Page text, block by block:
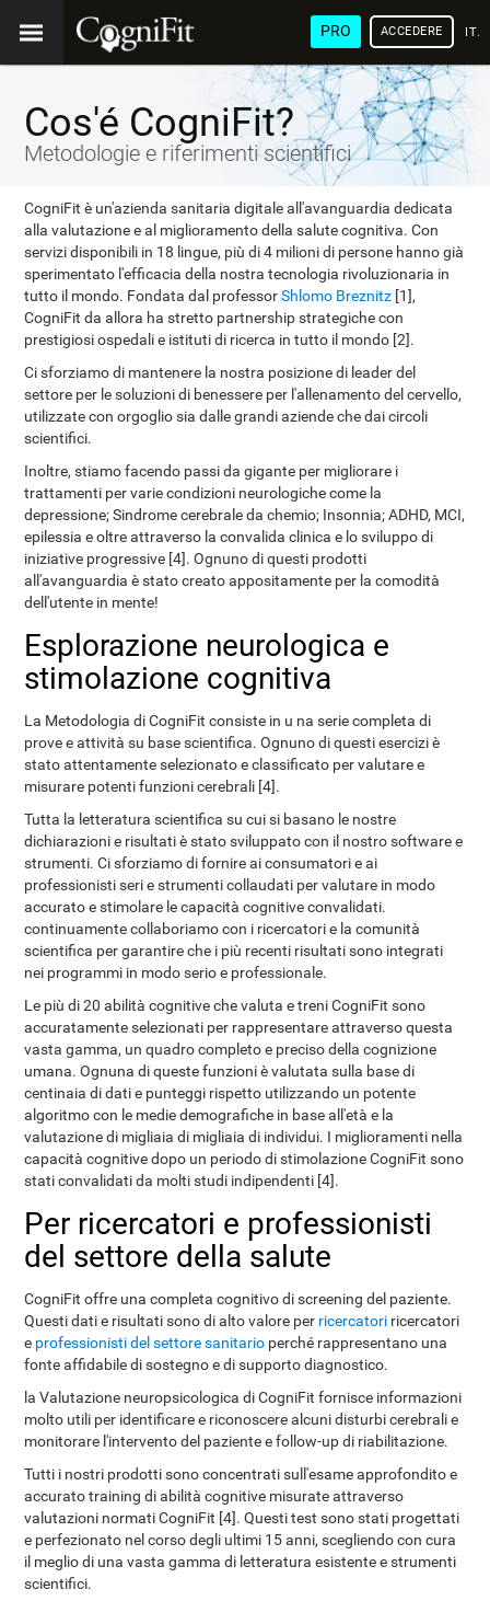
PRO ACCEDERE
Cos'é CogniFit?
Metodologie e riferimenti scientifici
CogniFit è un'azienda sanitaria digitale all'avanguardia dedicata
alla valutazione e al miglioramento della salute cognitiva. Con
servizi disponibili in 18 lingue, più di 4 milioni di persone hanno già
sperimentato l'efficacia della nostra tecnologia rivoluzionaria in
tutto il mondo. Fondata dal professorShlomo Breznitz [1],
CogniFit da allora ha stretto partnership strategiche con
prestigiosi ospedali e istituti di ricerca in tutto il mondo [2].
Ci sforziamo di mantenere la nostra posizione di leader del
settore per le soluzioni di benessere per l'allenamento del cervello,
utilizzate con orgoglio sia dalle grandi aziende che dai circoli
scientifici.
Inoltre, stiamo facendo passi da gigante per migliorare i
trattamenti per varie condizioni neurologiche come la
depressione; Sindrome cerebrale da chemio; Insonnia; ADHD, MCI,
epilessia e oltre attraverso la convalida clinica e lo sviluppo di
iniziative progressive [4]. Ognuno di questi prodotti
all'avanguardia è stato creato appositamente per la comodità
dell'utente in mente!
Esplorazione neurologica e
stimolazione cognitiva
La Metodologia di CogniFit consiste in u na serie completa di
prove e attività su base scientifica. Ognuno di questi esercizi è
stato attentamente selezionato e classificato per valutare e
misurare potenti funzioni cerebrali [4].
Tutta la letteratura scientifica su cui si basano le nostre
dichiarazioni e risultati è stato sviluppato con il nostro software e
strumenti. Ci sforziamo di fornire ai consumatori e ai
professionisti seri e strumenti collaudati per valutare in modo
accurato e stimolare le capacità cognitive convalidati.
continuamente collaboriamo con i ricercatori e la comunità
scientifica per garantire che i più recenti risultati sono integrati
nei programmi in modo serio e professionale.
Le più di 20 abilità cognitive che valuta e treni CogniFit sono
accuratamente selezionati per rappresentare attraverso questa
vasta gamma, un quadro completo e preciso della cognizione
umana. Ognuna di queste funzioni è valutata sulla base di
centinaia di dati e punteggi rispetto utilizzando un potente
algoritmo con le medie demografiche in base all'età e la
valutazione di migliaia di migliaia di individui. I miglioramenti nella
capacità cognitive dopo un periodo di stimolazione CogniFit sono
stati convalidati da molti studi indipendenti [4].
Per ricercatori e professionisti
del settore della salute
CogniFit offre una completa cognitivo di screening del paziente.
Questi dati e risultati sono di alto valore per ricercatori ricercatori
e professionisti del settore sanitario perché rappresentano una
fonte affidabile di sostegno e di supporto diagnostico.
la Valutazione neuropsicologica di CogniFit fornisce informazioni
molto utili per identificare e riconoscere alcuni disturbi cerebrali e
monitorare l'intervento del paziente e follow-up di riabilitazione.
Tutti i nostri prodotti sono concentrati sull'esame approfondito e
accurato training di abilità cognitive misurate attraverso
valutazioni normati CogniFit [4]. Questi test sono stati progettati
e perfezionato nel corso degli ultimi 15 anni, scegliendo con cura
il meglio di una vasta gamma di letteratura esistente e strumenti
scientifici.